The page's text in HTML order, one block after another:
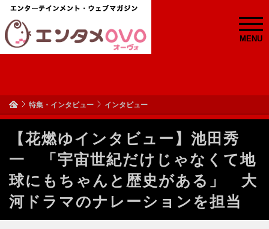
MENU
特集・インタビュー インタビュー
【花燃ゆインタビュー】池田秀
一 「宇宙世紀だけじゃなくて地
球にもちゃんと歴史がある」 大
河ドラマのナレーションを担当